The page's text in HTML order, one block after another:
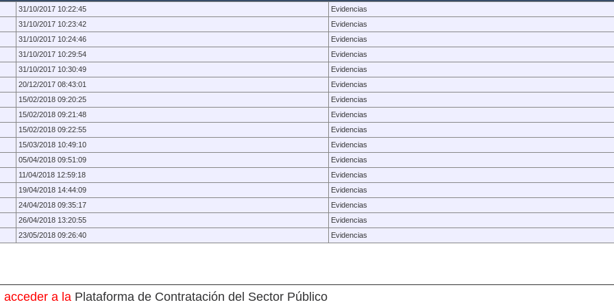
31/10/2017 10:22:45
Evidencias
31/10/2017 10:23:42
Evidencias
31/10/2017 10:24:46
Evidencias
31/10/2017 10:29:54
Evidencias
31/10/2017 10:30:49
Evidencias
20/12/2017 08:43:01
Evidencias
15/02/2018 09:20:25
Evidencias
15/02/2018 09:21:48
Evidencias
15/02/2018 09:22:55
Evidencias
15/03/2018 10:49:10
Evidencias
05/04/2018 09:51:09
Evidencias
11/04/2018 12:59:18
Evidencias
19/04/2018 14:44:09
Evidencias
24/04/2018 09:35:17
Evidencias
26/04/2018 13:20:55
Evidencias
23/05/2018 09:26:40
Evidencias
acceder a la Plataforma de Contratación del Sector Público